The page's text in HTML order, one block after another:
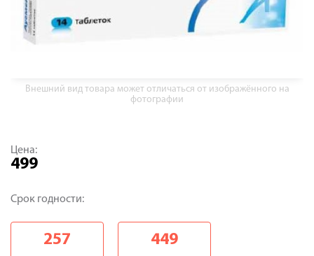
Внешний вид товара может отличаться от изображённого на
фотографии
Цена:
499
Срок годности:
257 449